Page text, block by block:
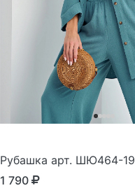
Рубашка арт. ШЮ464-19
1 790